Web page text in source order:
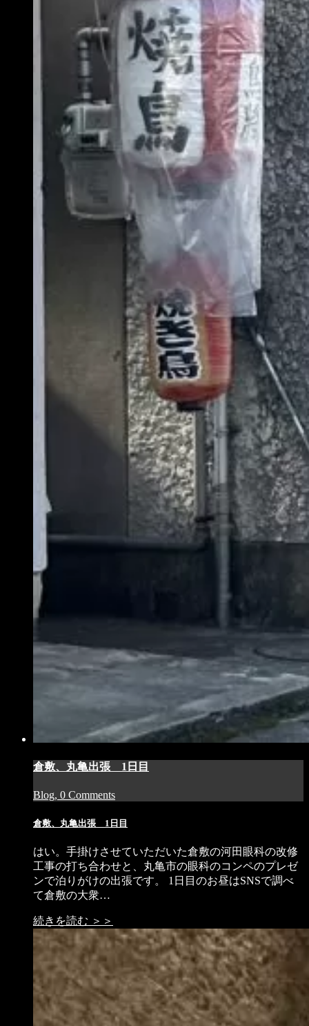
倉敷、丸亀出張 1日目
Blog, 0 Comments
倉敷、丸亀出張 1日目
はい。手掛けさせていただいた倉敷の河田眼科の改修
工事の打ち合わせと、丸亀市の眼科のコンペのプレゼ
ンで泊りがけの出張です。 1日目のお昼はSNSで調べ
て倉敷の大衆…
続きを読む ＞＞